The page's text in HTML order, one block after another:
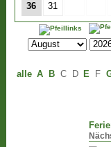
36 31
alle A B C D E F